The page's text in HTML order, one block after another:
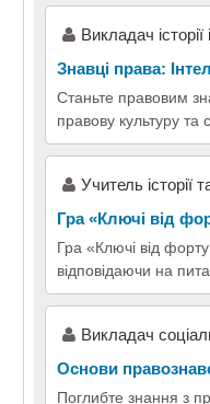
Викладач
Знавці права:
Станьте правовим
правову культуру та
Учитель
Гра «Ключі від
Гра «Ключі від
відповідаючи на
Викладач
Основи
Поглибте знання з